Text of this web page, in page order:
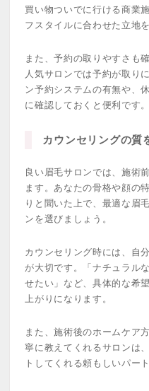
買い物ついでに行ける商業
フスタイルに合わせた立地
また、予約の取りやすさも
人気サロンでは予約が取り
ン予約システムの有無や、
に確認しておくと便利です。
カウンセリングの質
良い眉毛サロンでは、施術
ます。あなたの骨格や顔の
りと聞いた上で、最適な眉
ンを選びましょう。
カウンセリング時には、自
が大切です。「ナチュラル
せたい」など、具体的な希
上がりになります。
また、施術後のホームケア
寧に教えてくれるサロンは
トしてくれる頼もしいパー